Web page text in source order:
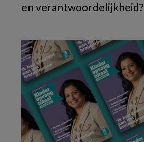
en verantwoordelijkheid?